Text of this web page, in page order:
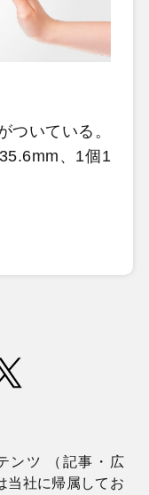
ついている。
、1個1
ンツ （記事・広
当社に帰属してお